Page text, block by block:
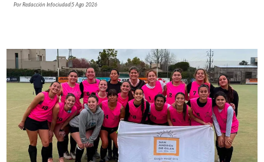
PorRedacción Infociudad5 Ago 2026